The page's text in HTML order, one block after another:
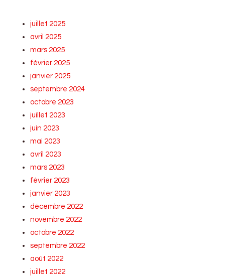
juillet 2025
avril 2025
mars 2025
février 2025
janvier 2025
septembre 2024
octobre 2023
juillet 2023
juin 2023
mai 2023
avril 2023
mars 2023
février 2023
janvier 2023
décembre 2022
novembre 2022
octobre 2022
septembre 2022
août 2022
juillet 2022